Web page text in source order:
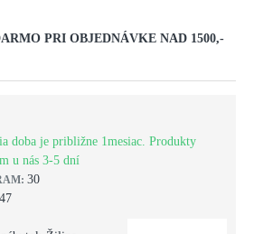
PRI OBJEDNÁVKE NAD 1500,-
doba je približne 1mesiac. Produkty
u nás 3-5 dní
30